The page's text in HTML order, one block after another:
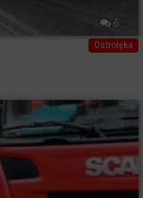
6
Ostrołęka